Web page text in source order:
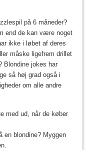
på 6 måneder?
end de kan være noget
ikke i løbet af deres
måske ligefrem drillet
Blondine jokes har
så høj grad også i
om alle andre
med ud, når de køber
en blondine? Myggen